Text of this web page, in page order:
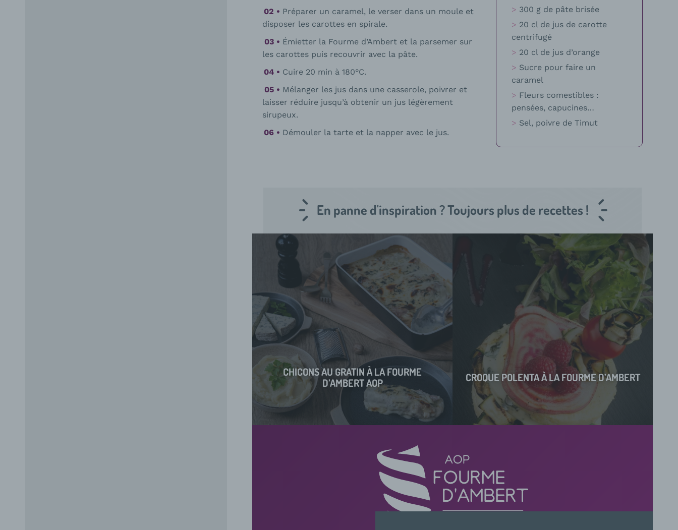
300 g de pâte brisée
20 cl de jus de carotte
centrifugé
20 cl de jus d’orange
Sucre pour faire un
caramel
Fleurs comestibles :
pensées, capucines…
Sel, poivre de Timut
Préparer un caramel, le verser dans un moule et
disposer les carottes en spirale.
Émietter la Fourme d’Ambert et la parsemer sur
les carottes puis recouvrir avec la pâte.
Cuire 20 min à 180°C.
Mélanger les jus dans une casserole, poivrer et
laisser réduire jusqu’à obtenir un jus légèrement
sirupeux.
Démouler la tarte et la napper avec le jus.
En panne d'inspiration ? Toujours plus de recettes !
CHICONS AU GRATIN À LA FOURME
D’AMBERT AOP
CROQUE POLENTA À LA FOURME D’AMBERT